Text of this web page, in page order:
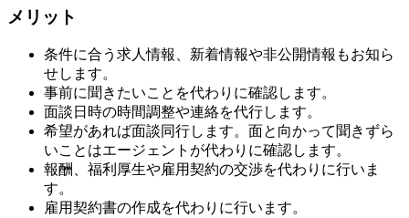
メリット
条件に合う求人情報、新着情報や非公開情報もお知ら
せします。
事前に聞きたいことを代わりに確認します。
面談日時の時間調整や連絡を代行します。
希望があれば面談同行します。面と向かって聞きずら
いことはエージェントが代わりに確認します。
報酬、福利厚生や雇用契約の交渉を代わりに行いま
す。
雇用契約書の作成を代わりに行います。